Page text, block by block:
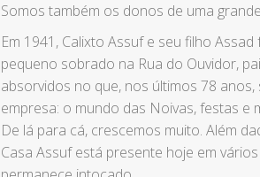
Somos também os donos de uma
Em 1941, Calixto Assuf e seu filho
pequeno sobrado na Rua do Ouvidor,
absorvidos no que, nos últimos 78
empresa: o mundo das Noivas, festas e
De lá para cá, crescemos muito. Além
Casa Assuf está presente hoje em